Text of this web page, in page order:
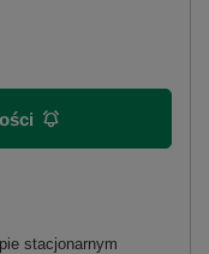
stacjonarnym